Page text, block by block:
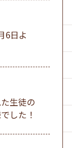
6日よ
生徒の
した！